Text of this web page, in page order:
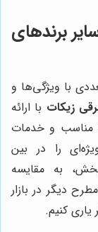
برندهای
با ویژگی‌ها و
زیکات با ارائه
مناسب و خدمات
را در بین
به مقایسه
دیگر در بازار
یاری کنیم.